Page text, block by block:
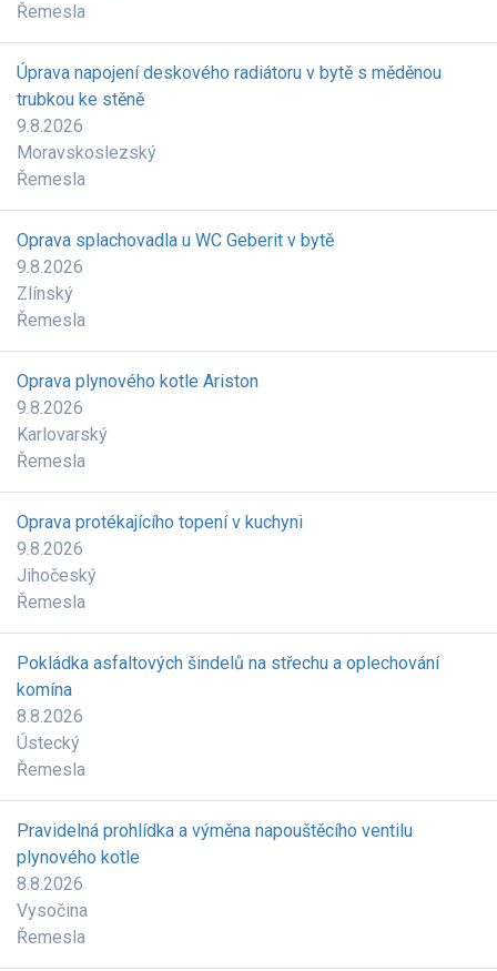
Řemesla
Úprava napojení deskového radiátoru v bytě s měděnou
trubkou ke stěně
9.8.2026
Moravskoslezský
Řemesla
Oprava splachovadla u WC Geberit v bytě
9.8.2026
Zlínský
Řemesla
Oprava plynového kotle Ariston
9.8.2026
Karlovarský
Řemesla
Oprava protékajícího topení v kuchyni
9.8.2026
Jihočeský
Řemesla
Pokládka asfaltových šindelů na střechu a oplechování
komína
8.8.2026
Ústecký
Řemesla
Pravidelná prohlídka a výměna napouštěcího ventilu
plynového kotle
8.8.2026
Vysočina
Řemesla